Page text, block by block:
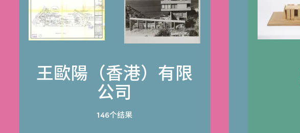
王歐陽（香港）有限
公司
146个结果